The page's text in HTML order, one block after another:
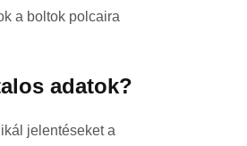
a boltok polcaira
adatok?
jelentéseket a